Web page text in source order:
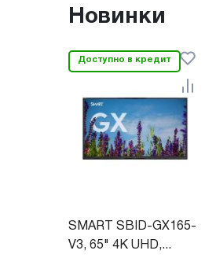
Новинки
Доступно в кредит
SMART SBID-GX165-
V3, 65" 4K UHD,...